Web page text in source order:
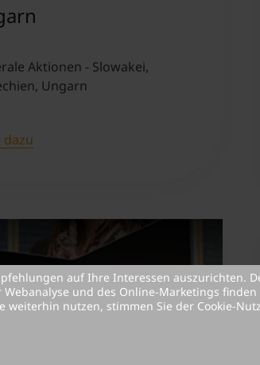
Aktionen - Slowakei,
Ungarn
auf Ihre Interessen auszurichten.
Webanalyse und des Online-Marketings
weiterhin nutzen, stimmen Sie der Cookie-